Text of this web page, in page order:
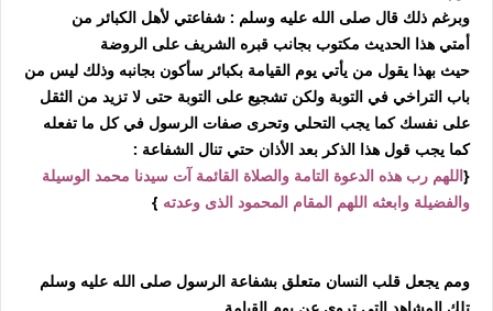
وبرغم ذلك قال صلى الله عليه وسلم : شفاعتي لأهل الكبائر من
أمتي هذا الحديث مكتوب بجانب قبره الشريف على الروضة
حيث بهذا يقول من يأتي يوم القيامة بكبائر سأكون بجانبه وذلك ليس من
باب التراخي في التوبة ولكن تشجيع على التوبة حتى لا تزيد من الثقل
على نفسك كما يجب التحلي وتحرى صفات الرسول في كل ما تفعله
كما يجب قول هذا الذكر بعد الأذان حتي تنال الشفاعة :
{اللهم رب هذه الدعوة التامة والصلاة القائمة آت سيدنا محمد الوسيلة
والفضيلة وابعثه اللهم المقام المحمود الذى وعدته }
ومم يجعل قلب النسان متعلق بشفاعة الرسول صلى الله عليه وسلم